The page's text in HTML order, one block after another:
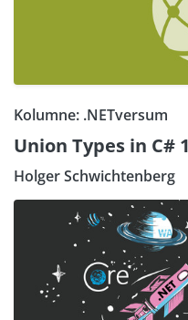
Kolumne: .NETversum
Union Types in C#
Holger Schwichtenberg